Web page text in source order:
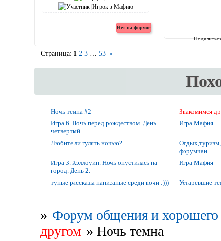
Страница: 1 2 3 … 53 »
Ночь темна #2
Знакомимся
Игра 6. Ночь перед рождеством. День
четвертый.
Игра Мафия
Любите ли гулять ночью?
форумчан
Игра 3. Хэллоуин. Ночь опустилась на
город. День 2.
Игра Мафия
тупые рассказы написаные среди ночи :))) Устаревшие
» Форум общения и хорошего
другом » Ночь темна